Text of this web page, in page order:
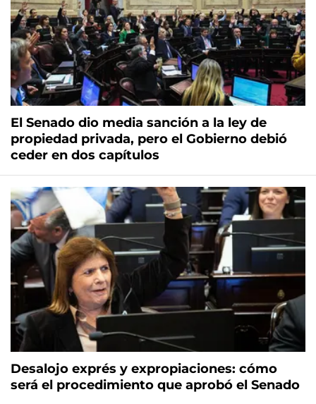
El Senado dio media sanción a la ley de
propiedad privada, pero el Gobierno debió
ceder en dos capítulos
Desalojo exprés y expropiaciones: cómo
será el procedimiento que aprobó el Senado